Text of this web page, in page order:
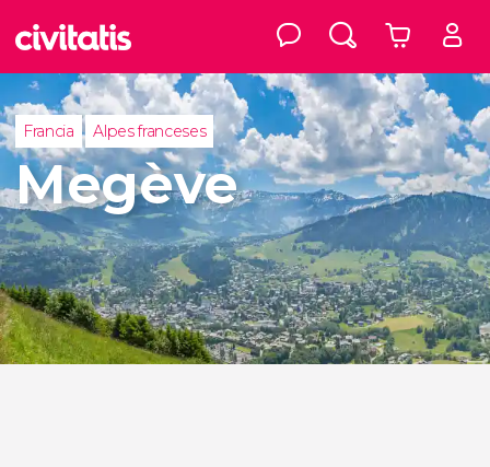
Francia Alpes franceses
Megève